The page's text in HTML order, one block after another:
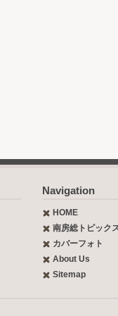
Navigation
HOME
南房総トピック
カバーフォト
About Us
Sitemap